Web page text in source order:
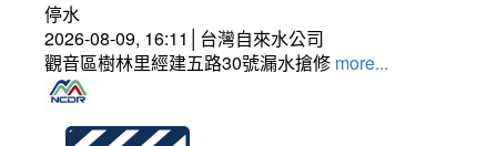
停水
2026-08-09, 16:11│台灣自來水公司
觀音區樹林里經建五路30號漏水搶修 more...